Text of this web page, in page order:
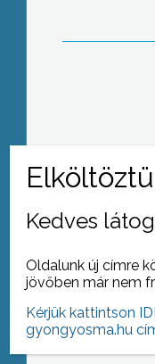
Nagy értékű
Mátra
Kedves
Oldalunk új címre
jövőben már nem
Kérjük kattintson
gyongyosma.hu